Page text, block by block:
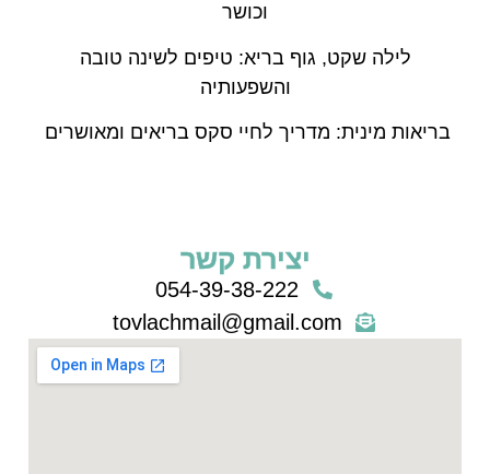
וכושר
לילה שקט, גוף בריא: טיפים לשינה טובה
והשפעותיה
בריאות מינית: מדריך לחיי סקס בריאים ומאושרים
יצירת קשר
054-39-38-222
tovlachmail@gmail.com